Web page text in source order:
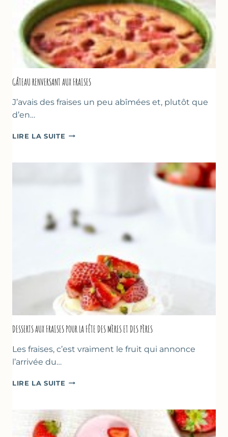
GÂTEAU RENVERSANT AUX FRAISES
J’avais des fraises un peu abîmées et, plutôt que
d’en…
LIRE LA SUITE GÂTEAU
FRAISES
DESSERTS AUX FRAISES POUR LA FÊTE DES MÈRES ET DES PÈRES
Les fraises, c’est vraiment le fruit qui annonce
l’arrivée du…
LIRE LA SUITE DESSERTS
POUR
FÊTE